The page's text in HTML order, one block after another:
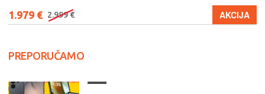
1.979 € 2.999 € AKCIJA
PREPORUČAMO